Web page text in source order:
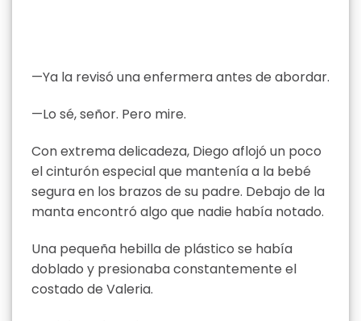
—Ya la revisó una enfermera antes de abordar.
—Lo sé, señor. Pero mire.
Con extrema delicadeza, Diego aflojó un poco
el cinturón especial que mantenía a la bebé
segura en los brazos de su padre. Debajo de la
manta encontró algo que nadie había notado.
Una pequeña hebilla de plástico se había
doblado y presionaba constantemente el
costado de Valeria.